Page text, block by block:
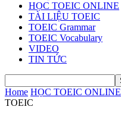
HỌC TOEIC ONLINE
TÀI LIỆU TOEIC
TOEIC Grammar
TOEIC Vocabulary
VIDEO
TIN TỨC
Home HỌC TOEIC ONLINE
TOEIC